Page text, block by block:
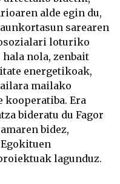
alde egin du,
sarearen
loturiko
nola, zenbait
energetikoak,
mailako
kooperatiba. Era
bideratu du Fagor
bidez,
lagunduz.